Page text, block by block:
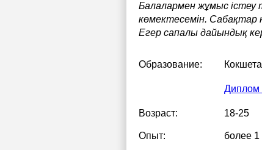
Балалармен жұмыс істеу
көмектесемін. Сабақтар
Егер сапалы дайындық
Образование:
Диплом
Возраст: 18-25
Опыт: более 1